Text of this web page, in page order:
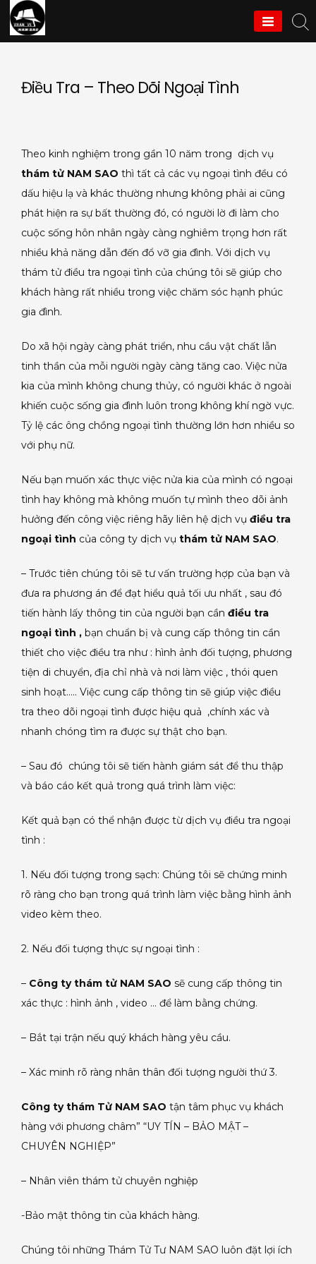
Skip
Thám Tử Nam Sao
Điều Tra – Theo Dõi Ngoại Tình
Theo kinh nghiệm trong gần 10 năm trong dịch vụ
thám tử NAM SAO thì tất cả các vụ ngoại tình đều có
dấu hiệu lạ và khác thường nhưng không phải ai cũng
phát hiện ra sự bất thường đó, có người lờ đi làm cho
cuộc sống hôn nhân ngày càng nghiêm trọng hơn rất
nhiều khả năng dẫn đến đổ vỡ gia đình. Với dịch vụ
thám tử điều tra ngoại tình của chúng tôi sẽ giúp cho
khách hàng rất nhiều trong việc chăm sóc hạnh phúc
gia đình.
Do xã hội ngày càng phát triển, nhu cầu vật chất lẫn
tinh thần của mỗi người ngày càng tăng cao. Việc nửa
kia của mình không chung thủy, có người khác ở ngoài
khiến cuộc sống gia đình luôn trong không khí ngờ vực.
Tỷ lệ các ông chồng ngoại tình thường lớn hơn nhiều so
với phụ nữ.
Nếu bạn muốn xác thực việc nửa kia của mình có ngoại
tình hay không mà không muốn tự mình theo dõi ảnh
hưởng đến công việc riêng hãy liên hệ dịch vụ điều tra
ngoại tình của công ty dịch vụ thám tử NAM SAO.
– Trước tiên chúng tôi sẽ tư vấn trường hợp của bạn và
đưa ra phương án để đạt hiểu quả tối ưu nhất , sau đó
tiến hành lấy thông tin của người bạn cần điều tra
ngoại tình , bạn chuẩn bị và cung cấp thông tin cần
thiết cho việc điều tra như : hình ảnh đối tượng, phương
tiện di chuyển, địa chỉ nhà và nơi làm việc , thói quen
sinh hoạt….. Việc cung cấp thông tin sẽ giúp việc điều
tra theo dõi ngoại tình được hiệu quả ,chính xác và
nhanh chóng tìm ra được sự thật cho bạn.
– Sau đó chúng tôi sẽ tiến hành giám sát để thu thập
và báo cáo kết quả trong quá trình làm việc:
Kết quả bạn có thể nhận được từ dịch vụ điều tra ngoại
tình :
1. Nếu đối tượng trong sạch: Chúng tôi sẽ chứng minh
rõ ràng cho bạn trong quá trình làm việc bằng hình ảnh
video kèm theo.
2. Nếu đối tượng thực sự ngoại tình :
– Công ty thám tử NAM SAO sẽ cung cấp thông tin
xác thực : hình ảnh , video … để làm bằng chứng.
– Bắt tại trận nếu quý khách hàng yêu cầu.
– Xác minh rõ ràng nhân thân đối tượng người thứ 3.
Công ty thám Tử NAM SAO tận tâm phục vụ khách
hàng với phương châm” “UY TÍN – BẢO MẬT –
CHUYÊN NGHIỆP”
– Nhân viên thám tử chuyên nghiệp
-Bảo mật thông tin của khách hàng.
Chúng tôi những Thám Tử Tư NAM SAO luôn đặt lợi ích